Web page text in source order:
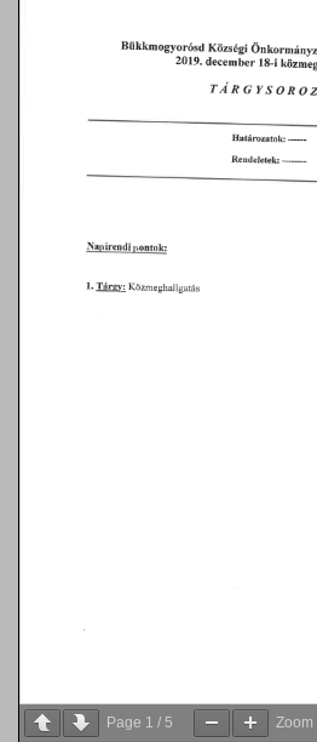
Page 1 / 5 Zoom